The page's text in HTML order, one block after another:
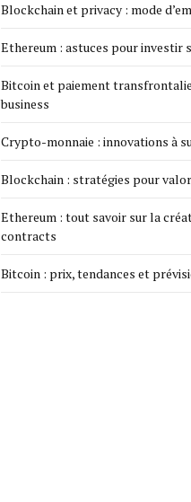
Blockchain et privacy : mode
Ethereum : astuces pour investir
Bitcoin et paiement
business
Crypto-monnaie : innovations à
Blockchain : stratégies pour
Ethereum : tout savoir sur la
contracts
Bitcoin : prix, tendances et